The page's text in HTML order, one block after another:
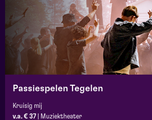
Passiespelen Tegelen
Kruisig mij
v.a. € 37
Muziektheater